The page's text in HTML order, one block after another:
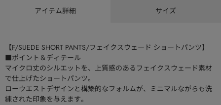
アイテム詳細 サイズ
【F/SUEDE SHORT PANTS/フェイクスウェード ショートパンツ】
■ポイント＆ディテール
マイクロ丈のシルエットを、上質感のあるフェイクスウェード素材
で仕上げたショートパンツ。
ローウエストデザインと構築的なフォルムが、ミニマルながらも洗
練された印象を与えます。